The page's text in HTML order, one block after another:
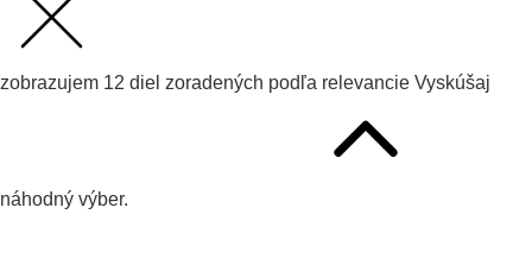
zobrazujem 12 diel zoradených podľa relevancie Vyskúšaj
náhodný výber.